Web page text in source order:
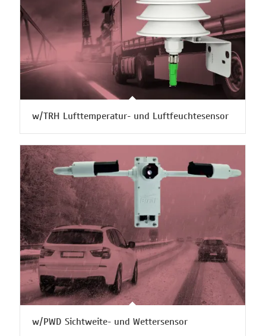
w/TRH Lufttemperatur- und Luftfeuchtesensor
w/PWD Sichtweite- und Wettersensor